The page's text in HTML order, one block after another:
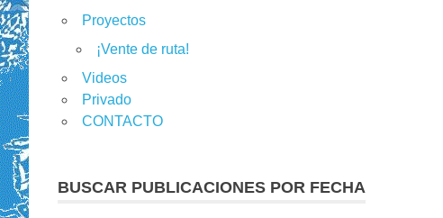
Proyectos
¡Vente de ruta!
Videos
Privado
CONTACTO
BUSCAR PUBLICACIONES POR FECHA